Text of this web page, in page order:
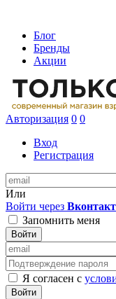
Блог
Бренды
Акции
Авторизация 0 0
Вход
Регистрация
Или
Войти через
Запомнить меня
Войти
Я согласен с
Войти